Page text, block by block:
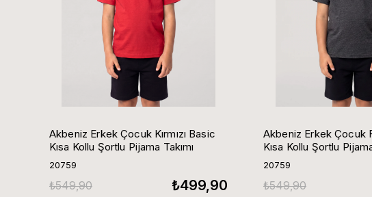
Akbeniz Erkek Çocuk Kırmızı Basic
Kısa Kollu Şortlu Pijama Takımı
20759
₺499,90
₺549,90
Akbeniz Erkek Çocuk
Kısa Kollu Şortlu
20759
₺549,90